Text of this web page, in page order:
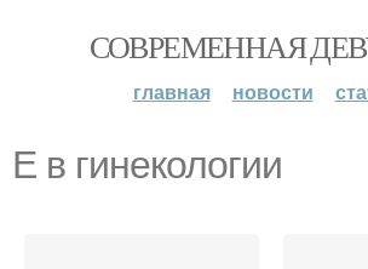
СОВРЕМЕННАЯ
главная новости
Е в гинекологии